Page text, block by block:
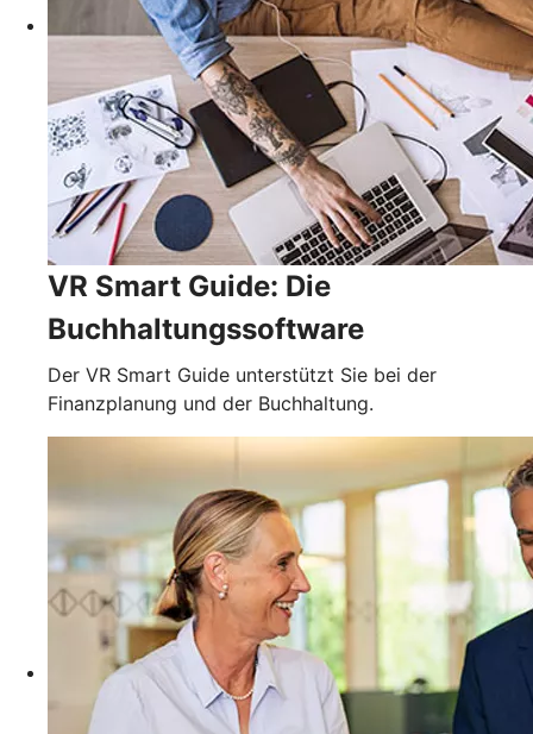
VR Smart Guide: Die
Buchhaltungssoftware
Der VR Smart Guide unterstützt Sie bei der
Finanzplanung und der Buchhaltung.